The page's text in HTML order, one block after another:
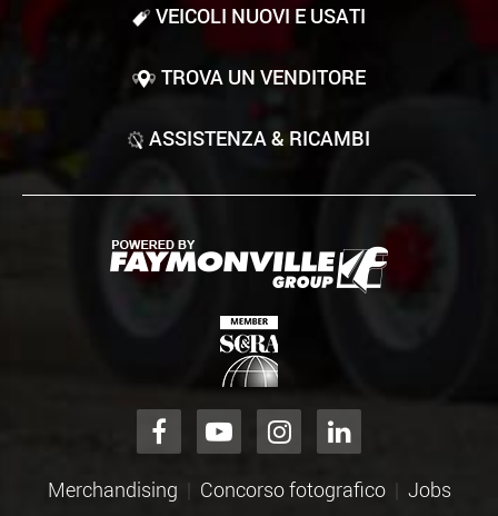
VEICOLI NUOVI E USATI
TROVA UN VENDITORE
ASSISTENZA & RICAMBI
Merchandising Concorso fotografico Jobs